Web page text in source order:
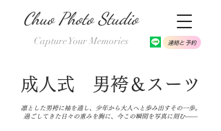
Chuo Photo Studio
Capture Your Memories 連絡と予約
成人式 男袴＆スーツ
凛とした男袴に袖を通し、少年から大人へと歩み出すその一歩。
過ごしてきた日々の重みを胸に、今この瞬間を写真に刻む――